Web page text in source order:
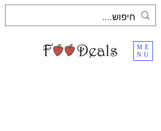
ME
NU